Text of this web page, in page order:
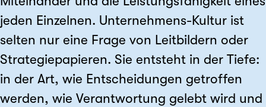
jeden Einzelnen. Unternehmens-Kultur ist
selten nur eine Frage von Leitbildern oder
Strategiepapieren. Sie entsteht in der Tiefe:
in der Art, wie Entscheidungen getroffen
werden, wie Verantwortung gelebt wird und